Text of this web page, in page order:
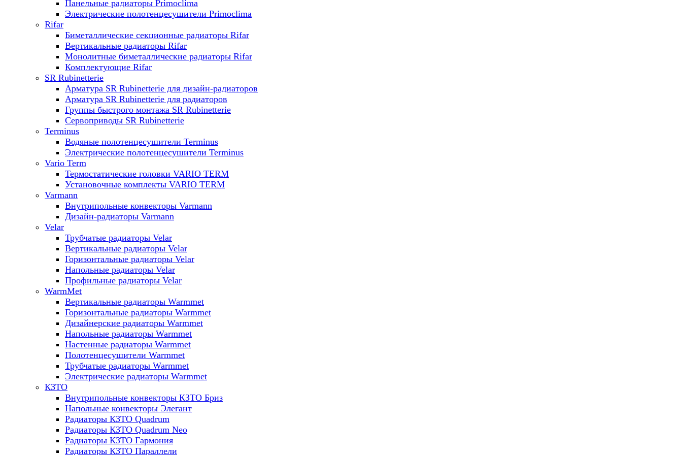
Панельные радиаторы Primoclima
Электрические полотенцесушители Primoclima
Rifar
Биметаллические секционные радиаторы Rifar
Вертикальные радиаторы Rifar
Монолитные биметаллические радиаторы Rifar
Комплектующие Rifar
SR Rubinetterie
Арматура SR Rubinetterie для дизайн-радиаторов
Арматура SR Rubinetterie для радиаторов
Группы быстрого монтажа SR Rubinetterie
Сервоприводы SR Rubinetterie
Terminus
Водяные полотенцесушители Terminus
Электрические полотенцесушители Terminus
Vario Term
Термостатические головки VARIO TERM
Установочные комплекты VARIO TERM
Varmann
Внутрипольные конвекторы Varmann
Дизайн-радиаторы Varmann
Velar
Трубчатые радиаторы Velar
Вертикальные радиаторы Velar
Горизонтальные радиаторы Velar
Напольные радиаторы Velar
Профильные радиаторы Velar
WarmMet
Вертикальные радиаторы Warmmet
Горизонтальные радиаторы Warmmet
Дизайнерские радиаторы Warmmet
Напольные радиаторы Warmmet
Настенные радиаторы Warmmet
Полотенцесушители Warmmet
Трубчатые радиаторы Warmmet
Электрические радиаторы Warmmet
КЗТО
Внутрипольные конвекторы КЗТО Бриз
Напольные конвекторы Элегант
Радиаторы КЗТО Quadrum
Радиаторы КЗТО Quadrum Neo
Радиаторы КЗТО Гармония
Радиаторы КЗТО Параллели